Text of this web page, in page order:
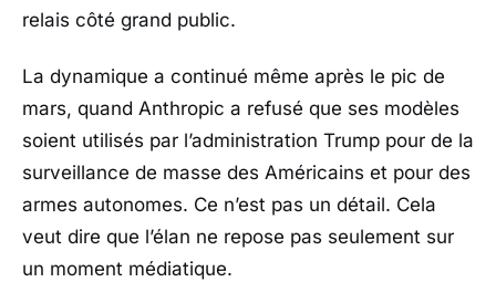
relais côté grand public.
La dynamique a continué même après le pic de
mars, quand Anthropic a refusé que ses modèles
soient utilisés par l’administration Trump pour de la
surveillance de masse des Américains et pour des
armes autonomes. Ce n’est pas un détail. Cela
veut dire que l’élan ne repose pas seulement sur
un moment médiatique.